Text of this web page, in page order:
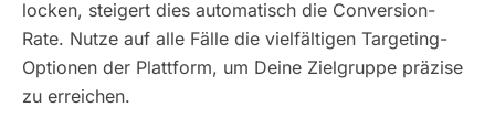
locken, steigert dies automatisch die Conversion-
Rate. Nutze auf alle Fälle die vielfältigen Targeting-
Optionen der Plattform, um Deine Zielgruppe präzise
zu erreichen.